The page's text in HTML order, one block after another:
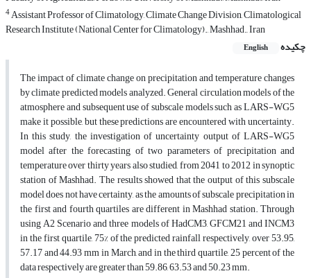
4Assistant Professor of Climatology, Climate Change Division, Climatological
Research Institute (National Center for Climatology)., Mashhad., Iran
چکیده
English
The impact of climate change on precipitation and temperature changes
by climate predicted models analyzed. General circulation models of the
atmosphere and subsequent use of subscale models such as LARS-WG5
make it possible, but these predictions are encountered with uncertainty.
In this study, the investigation of uncertainty output of LARS-WG5
model after the forecasting of two parameters of precipitation and
temperature over thirty years also studied, from 2041 to 2012 in synoptic
station of Mashhad. The results showed that the output of this subscale
model does not have certainty, as the amounts of subscale precipitation in
the first and fourth quartiles are different in Mashhad station. Through
using A2 Scenario and three models of HadCM3, GFCM21 and INCM3
in the first quartile, 75% of the predicted rainfall respectively, over 53.95,
57.17 and 44.93 mm in March, and in the third quartile, 25 percent of the
data respectively are greater than 59.86, 63.53 and 50.23 mm.